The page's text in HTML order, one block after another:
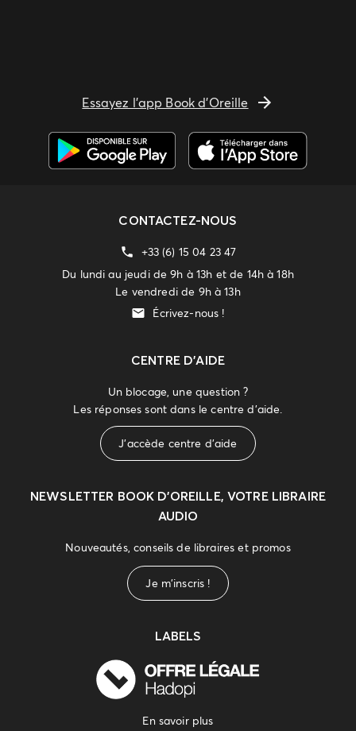
Essayez l'app Book d'Oreille
CONTACTEZ-NOUS
+33 (6) 15 04 23 47
Du lundi au jeudi de 9h à 13h et de 14h à 18h
Le vendredi de 9h à 13h
Écrivez-nous !
CENTRE D'AIDE
Un blocage, une question ?
Les réponses sont dans le centre d'aide.
J'accède centre d'aide
NEWSLETTER BOOK D’OREILLE, VOTRE LIBRAIRE
AUDIO
Nouveautés, conseils de libraires et promos
Je m'inscris !
LABELS
En savoir plus